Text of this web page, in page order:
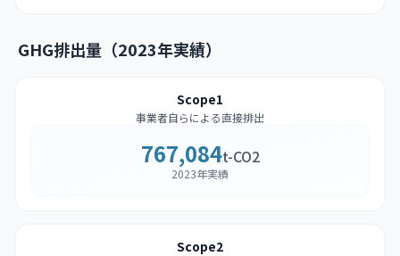
GHG排出量（2023年実績）
Scope1
事業者自らによる直接排出
767,084t-CO2
2023年実績
Scope2